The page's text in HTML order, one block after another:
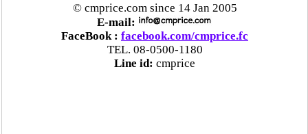
© cmprice.com since 14 Jan 2005
E-mail:
FaceBook : facebook.com/cmprice.fc
TEL. 08-0500-1180
Line id: cmprice